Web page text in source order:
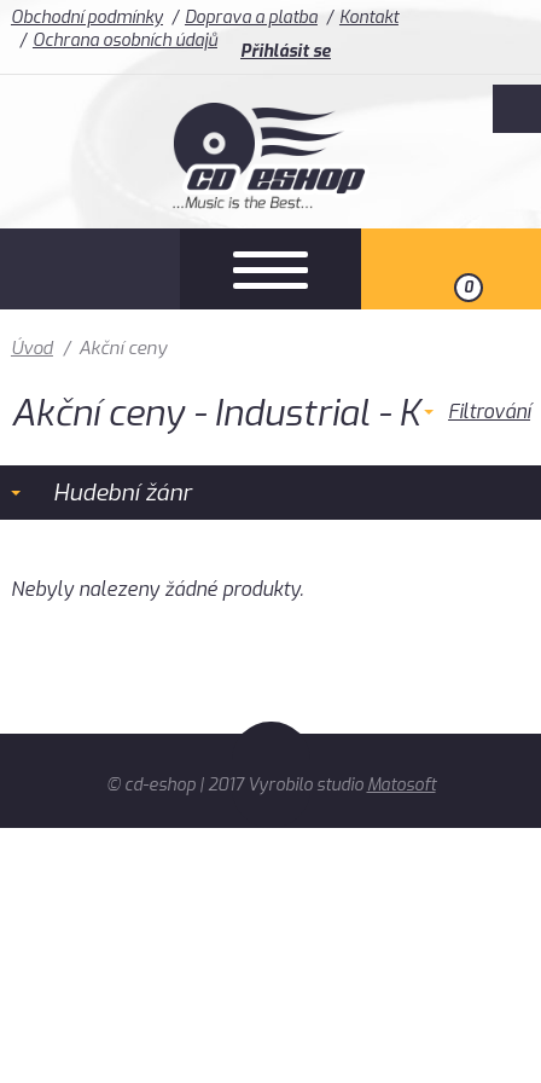
Obchodní podmínky Doprava a platba
Kontakt
Ochrana osobních údajů
Přihlásit se
0
Úvod / Akční ceny
Akční ceny - Industrial - K Filtrování
Hudební žánr
Nebyly nalezeny žádné produkty.
© cd-eshop | 2017 Vyrobilo studio Matosoft